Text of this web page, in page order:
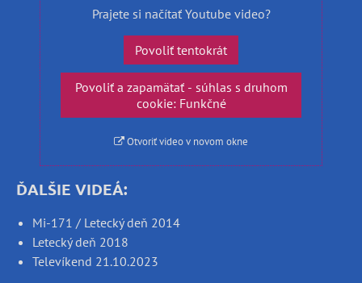
Prajete si načítať Youtube video?
Povoliť tentokrát
Povoliť a zapamätať - súhlas s druhom
cookie: Funkčné
Otvoriť video v novom okne
ĎALŠIE VIDEÁ:
Mi-171 / Letecký deň 2014
Letecký deň 2018
Televíkend 21.10.2023